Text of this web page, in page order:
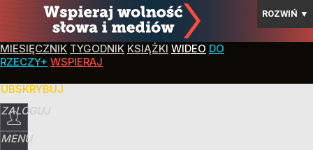
ROZWIŃ ▼
MIESIĘCZNIK TYGODNIK KSIĄŻKI WIDEO DO
RZECZY+ WSPIERAJ
ZALOGUJ
MENU